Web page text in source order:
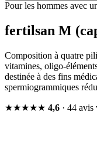
Pour les hommes avec
fertilsan M
Composition à quatre
vitamines, oligo-
destinée à des fins
spermiogrammiques
★★★★★ 4,6 · 44 avis